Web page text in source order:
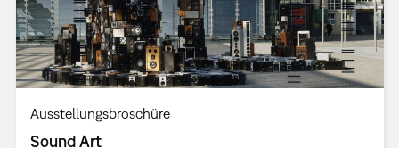
Ausstellungsbroschüre
Sound Art